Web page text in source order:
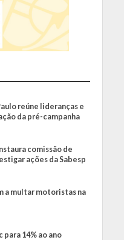
reúne lideranças e
da pré-campanha
comissão de
ações da Sabesp
a multar motoristas na
para 14% ao ano